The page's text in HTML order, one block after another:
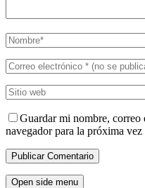
Guardar mi nombre,
navegador para la próxima vez
Open side menu